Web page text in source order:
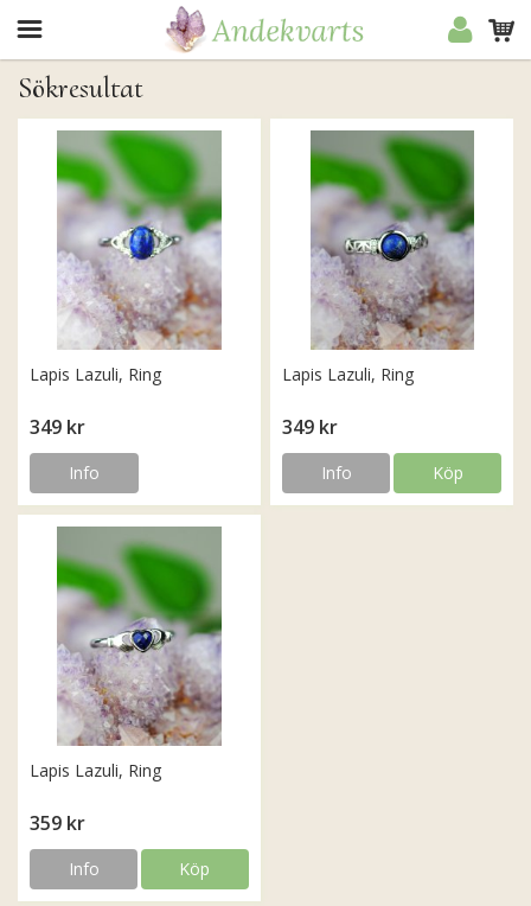
Sökresultat
Lapis Lazuli, Ring
349 kr
Info
Lapis Lazuli, Ring
349 kr
Info Köp
Lapis Lazuli, Ring
359 kr
Info Köp